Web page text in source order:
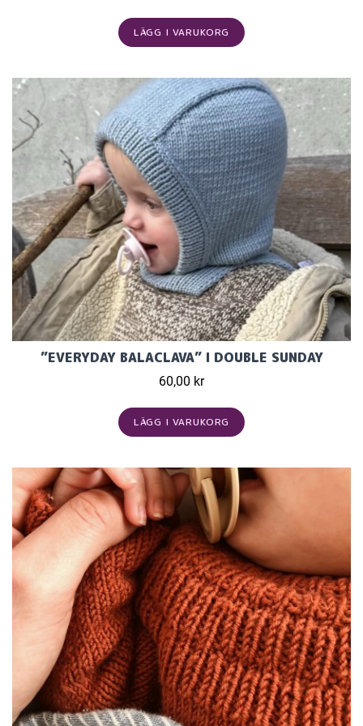
LÄGG I VARUKORG
”EVERYDAY BALACLAVA” I DOUBLE SUNDAY
60,00 kr
LÄGG I VARUKORG